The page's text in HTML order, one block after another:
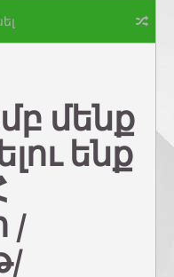
մենք
ենք
/